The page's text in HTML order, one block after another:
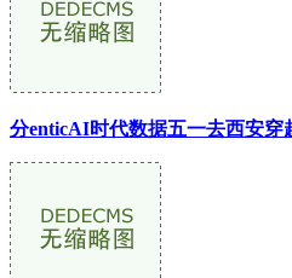
分enticAI时代数据五一去西安穿